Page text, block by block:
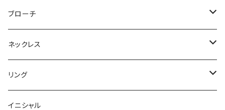
ノンホールピアス
ヘアゴム
ブローチ
ネックレス
Flower
Dot
ノンホールピアス
Flower
Dot
イヤリング
Flower
Round
Flower
Round
Square
てんとう虫
ブローチ
Flower
Animal
猫
Lips
ネックレス
Flower
Animal
リング
Flower
イニシャル